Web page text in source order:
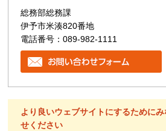
総務部総務課
伊予市米湊820番地
電話番号：089-982-1111
より良いウェブサイトにするために
せください